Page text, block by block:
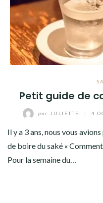
Petit guide de
par JULIETTE 4
Il y a 3 ans, nous vous
de boire du saké «
Pour la semaine du…